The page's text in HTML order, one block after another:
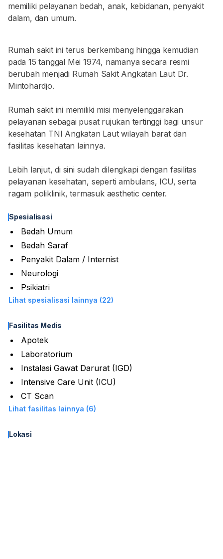
memiliki pelayanan bedah, anak, kebidanan, penyakit
dalam, dan umum.
Rumah sakit ini terus berkembang hingga kemudian
pada 15 tanggal Mei 1974, namanya secara resmi
berubah menjadi Rumah Sakit Angkatan Laut Dr.
Mintohardjo.
Rumah sakit ini memiliki misi menyelenggarakan
pelayanan sebagai pusat rujukan tertinggi bagi unsur
kesehatan TNI Angkatan Laut wilayah barat dan
fasilitas kesehatan lainnya.
Lebih lanjut, di sini sudah dilengkapi dengan fasilitas
pelayanan kesehatan, seperti ambulans, ICU, serta
ragam poliklinik, termasuk aesthetic center.
Spesialisasi
Bedah Umum
Bedah Saraf
Penyakit Dalam / Internist
Neurologi
Psikiatri
Lihat spesialisasi lainnya (22)
Fasilitas Medis
Apotek
Laboratorium
Instalasi Gawat Darurat (IGD)
Intensive Care Unit (ICU)
CT Scan
Lihat fasilitas lainnya (6)
Lokasi